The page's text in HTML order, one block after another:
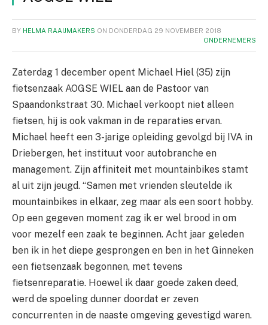
BY HELMA RAAIJMAKERS ON DONDERDAG 29 NOVEMBER 2018
ONDERNEMERS
Zaterdag 1 december opent Michael Hiel (35) zijn
fietsenzaak AOGSE WIEL aan de Pastoor van
Spaandonkstraat 30. Michael verkoopt niet alleen
fietsen, hij is ook vakman in de reparaties ervan.
Michael heeft een 3-jarige opleiding gevolgd bij IVA in
Driebergen, het instituut voor autobranche en
management. Zijn affiniteit met mountainbikes stamt
al uit zijn jeugd. “Samen met vrienden sleutelde ik
mountainbikes in elkaar, zeg maar als een soort hobby.
Op een gegeven moment zag ik er wel brood in om
voor mezelf een zaak te beginnen. Acht jaar geleden
ben ik in het diepe gesprongen en ben in het Ginneken
een fietsenzaak begonnen, met tevens
fietsenreparatie. Hoewel ik daar goede zaken deed,
werd de spoeling dunner doordat er zeven
concurrenten in de naaste omgeving gevestigd waren.